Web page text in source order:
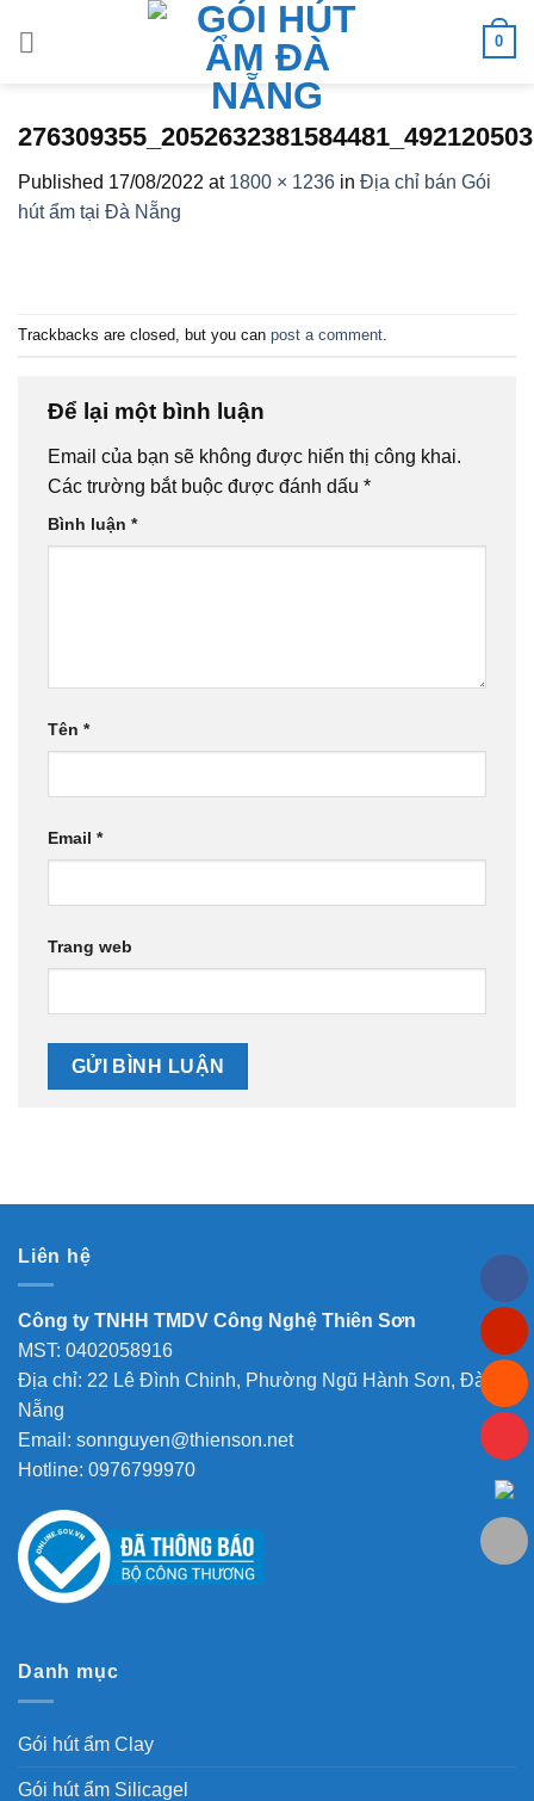
0
Published 17/08/2022 at 1800 × 1236 in Địa chỉ bán Gói
hút ẩm tại Đà Nẵng
Trackbacks are closed, but you can post a comment
Để lại một bình luận
Email của bạn sẽ không được hiển thị công khai.
Các trường bắt buộc được đánh dấu *
Bình luận *
Tên *
Email *
Trang web
Liên hệ
Công ty TNHH TMDV Công Nghệ Thiên Sơn
MST: 0402058916
Địa chỉ: 22 Lê Đình Chinh, Phường Ngũ Hành Sơn, Đà
Nẵng
Email: sonnguyen@thienson.net
Hotline: 0976799970
Danh mục
Gói hút ẩm Clay
Gói hút ẩm Silicagel